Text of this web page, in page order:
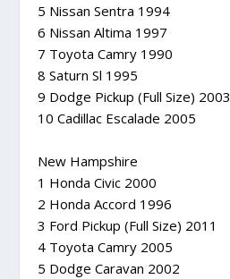
5 Nissan Sentra 1994
6 Nissan Altima 1997
7 Toyota Camry 1990
8 Saturn Sl 1995
9 Dodge Pickup (Full Size) 2003
10 Cadillac Escalade 2005
New Hampshire
1 Honda Civic 2000
2 Honda Accord 1996
3 Ford Pickup (Full Size) 2011
4 Toyota Camry 2005
5 Dodge Caravan 2002